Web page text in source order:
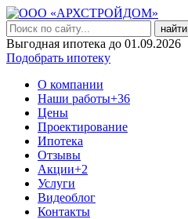
найти
Выгодная ипотека до 01.09.2026
Подобрать ипотеку
О компании
Наши работы+36
Цены
Проектирование
Ипотека
Отзывы
Акции+2
Услуги
Видеоблог
Контакты